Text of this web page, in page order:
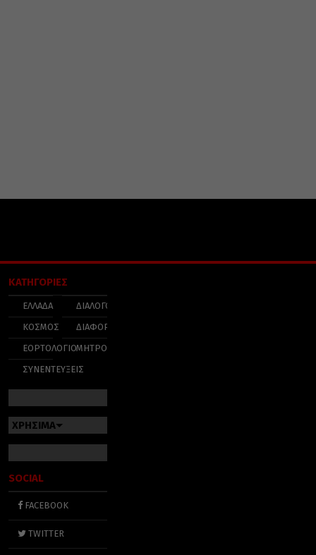
ΚΑΤΗΓΟΡΙΕΣ
ΕΛΛΑΔΑ
ΚΟΣΜΟΣ
ΕΟΡΤΟΛΟΓΙΟ
ΣΥΝΕΝΤΕΥΞΕΙΣ
ΔΙΑΛΟΓΟΣ
ΔΙΑΦΟΡΑ
ΜΗΤΡΟΠΟΛΕΙΣ
ΧΡΗΣΙΜΑ
SOCIAL
FACEBOOK
TWITTER